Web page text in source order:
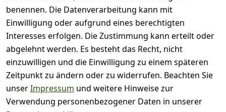
)
2
( 0
1
)
Es hat noch niemand
eine Bewertung für
diesen Artikel
benennen. Die Datenverarbeitung kann mit
Einwilligung oder aufgrund eines berechtigten
Interesses erfolgen. Die Zustimmung kann erteilt oder
abgelehnt werden. Es besteht das Recht, nicht
einzuwilligen und die Einwilligung zu einem späteren
Zeitpunkt zu ändern oder zu widerrufen. Beachten Sie
unserImpressum und weitere Hinweise zur
Verwendung personenbezogener Daten in unserer